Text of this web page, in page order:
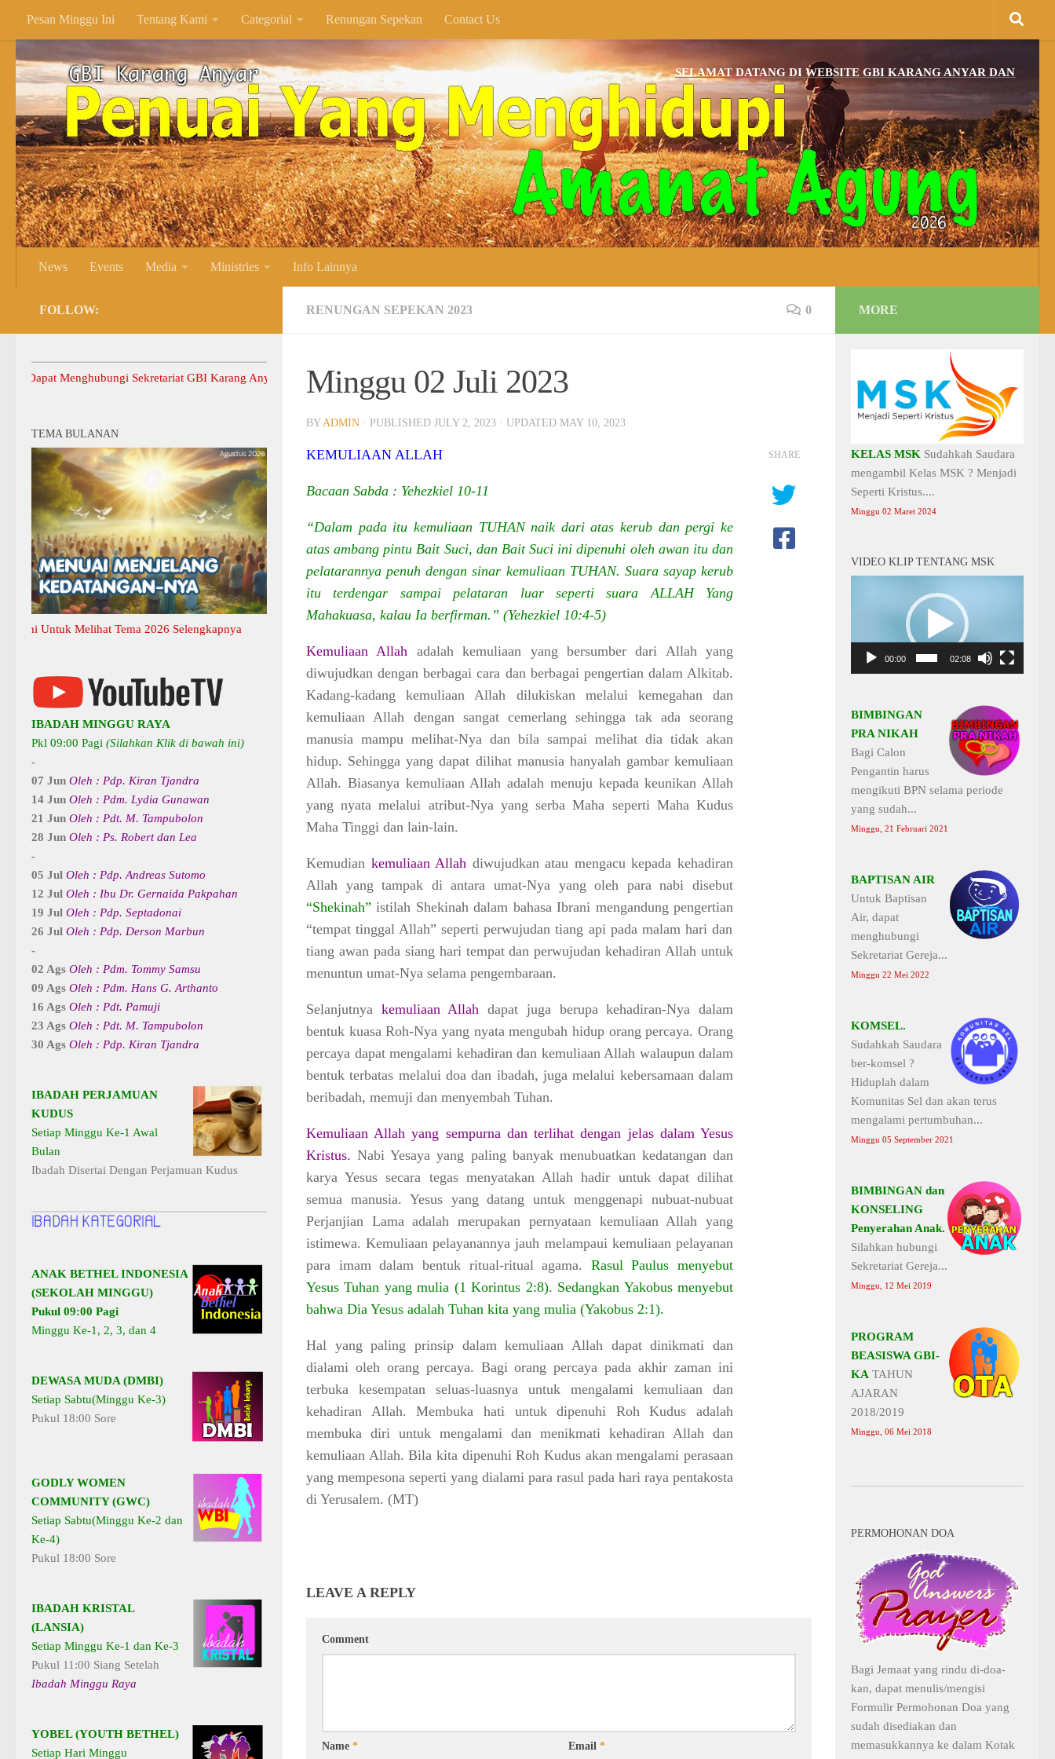
Skip to content
Pesan Minggu Ini Tentang Kami Categorial Renungan Sepekan Contact Us
SELAMAT DATANG DI WEBSITE GBI KARANG ANYAR DAN BAGI YANG
News Events Media Ministries Info Lainnya
RENUNGAN SEPEKAN 2023 0
Minggu 02 Juli 2023
BYADMIN · PUBLISHED JULY 2, 2023 · UPDATED MAY 10, 2023
KEMULIAAN ALLAH
Bacaan Sabda : Yehezkiel 10-11
“Dalam pada itu kemuliaan TUHAN naik dari atas kerub dan pergi ke
atas ambang pintu Bait Suci, dan Bait Suci ini dipenuhi oleh awan itu dan
pelatarannya penuh dengan sinar kemuliaan TUHAN. Suara sayap kerub
itu terdengar sampai pelataran luar seperti suara ALLAH Yang
Mahakuasa, kalau Ia berfirman.” (Yehezkiel 10:4-5)
Kemuliaan Allah adalah kemuliaan yang bersumber dari Allah yang
diwujudkan dengan berbagai cara dan berbagai pengertian dalam Alkitab.
Kadang-kadang kemuliaan Allah dilukiskan melalui kemegahan dan
kemuliaan Allah dengan sangat cemerlang sehingga tak ada seorang
manusia mampu melihat-Nya dan bila sampai melihat dia tidak akan
hidup. Sehingga yang dapat dilihat manusia hanyalah gambar kemuliaan
Allah. Biasanya kemuliaan Allah adalah menuju kepada keunikan Allah
yang nyata melalui atribut-Nya yang serba Maha seperti Maha Kudus
Maha Tinggi dan lain-lain.
Kemudian kemuliaan Allah diwujudkan atau mengacu kepada kehadiran
Allah yang tampak di antara umat-Nya yang oleh para nabi disebut
“Shekinah”istilah Shekinahdalam bahasa Ibrani mengandung pengertian
“tempat tinggal Allah”seperti perwujudan tiang api pada malam hari dan
tiang awan pada siang hari tempat dan perwujudan kehadiran Allah untuk
menuntun umat-Nya selama pengembaraan.
Selanjutnya kemuliaan Allah dapat juga berupa kehadiran-Nya dalam
bentuk kuasa Roh-Nya yang nyata mengubah hidup orang percaya. Orang
percaya dapat mengalami kehadiran dan kemuliaan Allah walaupun dalam
bentuk terbatas melalui doa dan ibadah, juga melalui kebersamaan dalam
beribadah, memuji dan menyembah Tuhan.
Kemuliaan Allah yang sempurna dan terlihat dengan jelas dalam Yesus
Kristus. Nabi Yesaya yang paling banyak menubuatkan kedatangan dan
karya Yesus secara tegas menyatakan Allah hadir untuk dapat dilihat
semua manusia. Yesus yang datang untuk menggenapi nubuat-nubuat
Perjanjian Lama adalah merupakan pernyataan kemuliaan Allah yang
istimewa. Kemuliaan pelayanannya jauh melampaui kemuliaan pelayanan
para imam dalam bentuk ritual-ritual agama.
Rasul Paulus menyebut
Yesus Tuhan yang mulia (1 Korintus 2:8). Sedangkan Yakobus menyebut
bahwa Dia Yesus adalah Tuhan kita yang mulia (Yakobus 2:1).
Hal yang paling prinsip dalam kemuliaan Allah dapat dinikmati dan
dialami oleh orang percaya. Bagi orang percaya pada akhir zaman ini
terbuka kesempatan seluas-luasnya untuk mengalami kemuliaan dan
kehadiran Allah.Membuka hati untuk dipenuhi Roh Kudus adalah
membuka diri untuk mengalami dan menikmati kehadiran Allah dan
kemuliaan Allah. Bila kita dipenuhi Roh Kudus akan mengalami perasaan
yang mempesona seperti yang dialami para rasul pada hari raya pentakosta
di Yerusalem. (MT)
SHARE
LEAVE A REPLY
Comment
Name * Email*
FOLLOW:
Sekretariat GBI Karang Anyar.
TEMA BULANAN
Melihat Tema 2026 Selengkapnya
IBADAH MINGGU RAYA
Pkl 09:00 Pagi (Silahkan Klik di bawah ini)
-
07 Jun Oleh : Pdp. Kiran Tjandra
14 Jun Oleh : Pdm. Lydia Gunawan
21 Jun Oleh : Pdt. M. Tampubolon
28 Jun Oleh : Ps. Robert dan Lea
-
05 Jul Oleh : Pdp. Andreas Sutomo
12 Jul Oleh : Ibu Dr. Gernaida Pakpahan
19 Jul Oleh : Pdp. Septadonai
26 Jul Oleh : Pdp. Derson Marbun
-
02 Ags Oleh : Pdm. Tommy Samsu
09 Ags Oleh : Pdm. Hans G. Arthanto
16 Ags Oleh : Pdt. Pamuji
23 Ags Oleh : Pdt. M. Tampubolon
30 Ags Oleh : Pdp. Kiran Tjandra
IBADAH PERJAMUAN
KUDUS
Setiap Minggu Ke-1 Awal
Bulan
Ibadah Disertai Dengan Perjamuan Kudus
ANAK BETHEL INDONESIA
(SEKOLAH MINGGU)
Pukul 09:00 Pagi
Minggu Ke-1, 2, 3, dan 4
DEWASA MUDA (DMBI)
Setiap Sabtu(Minggu Ke-3)
Pukul 18:00 Sore
GODLY WOMEN
COMMUNITY (GWC)
Setiap Sabtu(Minggu Ke-2 dan
Ke-4)
Pukul 18:00 Sore
IBADAH KRISTAL
(LANSIA)
Setiap Minggu Ke-1 dan Ke-3
Pukul 11:00 Siang Setelah
Ibadah Minggu Raya
YOBEL (YOUTH BETHEL)
Setiap Hari Minggu
MORE
KELAS MSK Sudahkah Saudara
mengambil Kelas MSK ? Menjadi
Seperti Kristus....
Minggu 02 Maret 2024
VIDEO KLIP TENTANG MSK
00:00 02:08
BIMBINGAN
PRA NIKAH
Bagi Calon
Pengantin harus
mengikuti BPN selama periode
yang sudah...
Minggu, 21 Februari 2021
BAPTISAN AIR
Untuk Baptisan
Air, dapat
menghubungi
Sekretariat Gereja...
Minggu 22 Mei 2022
KOMSEL.
Sudahkah Saudara
ber-komsel ?
Hiduplah dalam
Komunitas Sel dan akan terus
mengalami pertumbuhan...
Minggu 05 September 2021
BIMBINGAN dan
KONSELING
Penyerahan Anak.
Silahkan hubungi
Sekretariat Gereja...
Minggu, 12 Mei 2019
PROGRAM
BEASISWA GBI-
KA TAHUN
AJARAN
2018/2019
Minggu, 06 Mei 2018
PERMOHONAN DOA
Bagi Jemaat yang rindu di-doa-
kan, dapat menulis/mengisi
Formulir Permohonan Doa yang
sudah disediakan dan
memasukkannya ke dalam Kotak